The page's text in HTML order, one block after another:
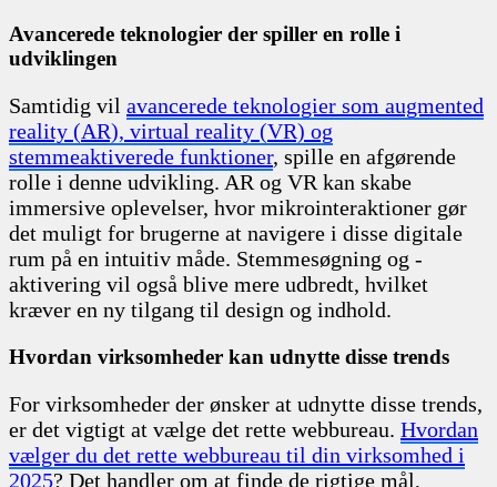
Avancerede teknologier der spiller en rolle i
udviklingen
Samtidig vil avancerede teknologier som augmented
reality (AR), virtual reality (VR) og
stemmeaktiverede funktioner, spille en afgørende
rolle i denne udvikling. AR og VR kan skabe
immersive oplevelser, hvor mikrointeraktioner gør
det muligt for brugerne at navigere i disse digitale
rum på en intuitiv måde. Stemmesøgning og -
aktivering vil også blive mere udbredt, hvilket
kræver en ny tilgang til design og indhold.
Hvordan virksomheder kan udnytte disse trends
For virksomheder der ønsker at udnytte disse trends,
er det vigtigt at vælge det rette webbureau. Hvordan
vælger du det rette webbureau til din virksomhed i
2025? Det handler om at finde de rigtige mål,